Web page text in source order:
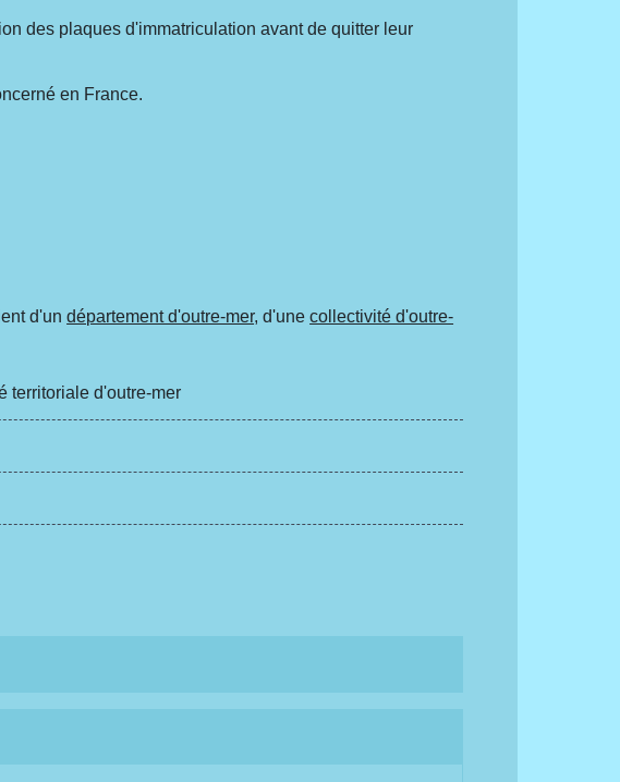
des plaques d'immatriculation avant de quitter leur
en France.
d'undépartement d'outre-mer, d'unecollectivité d'outre-
territoriale d'outre-mer